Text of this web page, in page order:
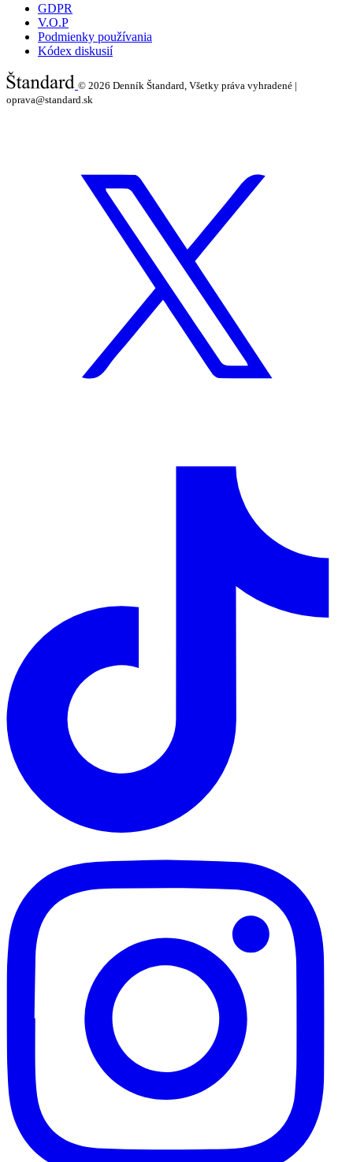
GDPR
V.O.P
Podmienky používania
Kódex diskusií
© 2026 Denník Štandard, Všetky práva vyhradené |
oprava@standard.sk